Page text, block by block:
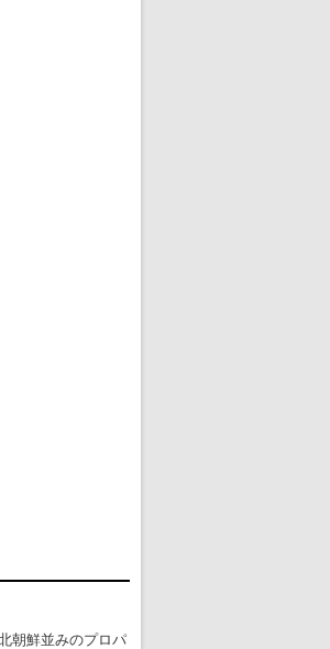
開催特別企画 大ウソだら
五輪入場行進にすぎやまこういちの曲、杉田水脈の
朝鮮並みのプロパ